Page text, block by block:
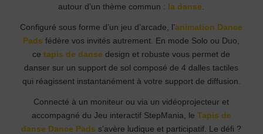
autour d’un thème commun : la danse
Configuré sous forme d’un jeu d’arcade, l’animation Dance
Pads fédère vos invités autrement. En mode Solo ou Duo,
cetapis de danse design et robuste vous permet de
danser sur un support de sol composé de 4 dalles tactiles
qui réagissent instantanément à votre support de diffusion.
Connecté à un moniteur ou via un vidéoprojecteur et
accompagné du Jeu interactif StepMania, le Tapis de
danse Dance Pads s’avère ludique et participatif. Le défi ?